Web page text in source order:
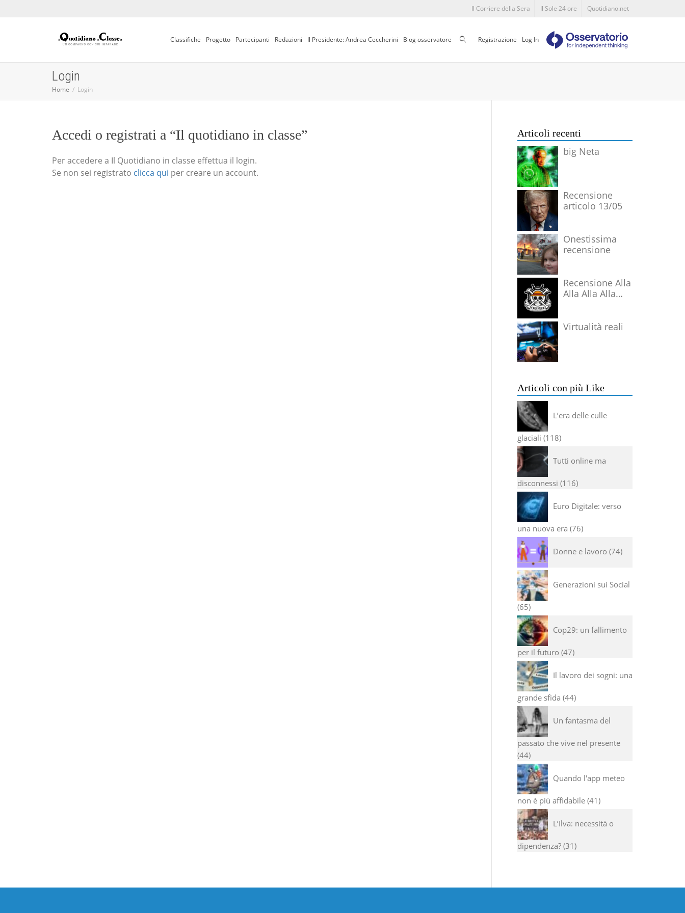
Il Corriere della Sera Il Sole 24 ore Quotidiano.net
Classifiche Progetto Partecipanti Redazioni Il Presidente: Andrea Ceccherini Blog osservatore CercaRegistrazione Log In
Login
Home Login
Accedi o registrati a “Il quotidiano in classe”
Per accedere a Il Quotidiano in classe effettua il login.
Se non sei registrato clicca qui per creare un account.
Articoli recenti
big Neta
Recensione
articolo 13/05
Onestissima
recensione
Recensione Alla
Alla Alla Alla
Virtualità reali
Articoli con più Like
L’era delle culle
glaciali 118
Tutti online ma
disconnessi 116
Euro Digitale: verso
una nuova era 76
Donne e lavoro 74
Generazioni sui Social
65
Cop29: un fallimento
per il futuro 47
Il lavoro dei sogni: una
grande sfida 44
Un fantasma del
passato che vive nel presente
44
Quando l'app meteo
non è più affidabile 41
L’Ilva: necessità o
dipendenza? 31